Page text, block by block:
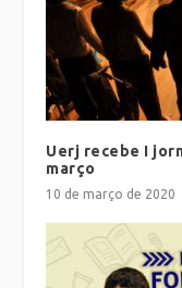
Uerj recebe I
março
10 de março de 2020